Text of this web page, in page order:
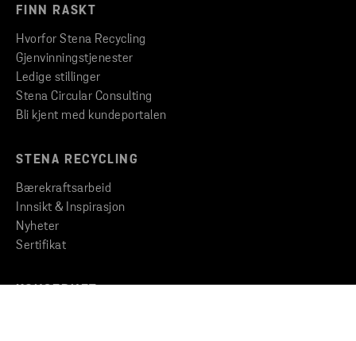
FINN RASKT
Hvorfor Stena Recycling
Gjenvinningstjenester
Ledige stillinger
Stena Circular Consulting
Bli kjent med kundeportalen
STENA RECYCLING
Bærekraftsarbeid
Innsikt & Inspirasjon
Nyheter
Sertifikat